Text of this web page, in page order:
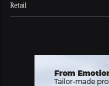
Retail